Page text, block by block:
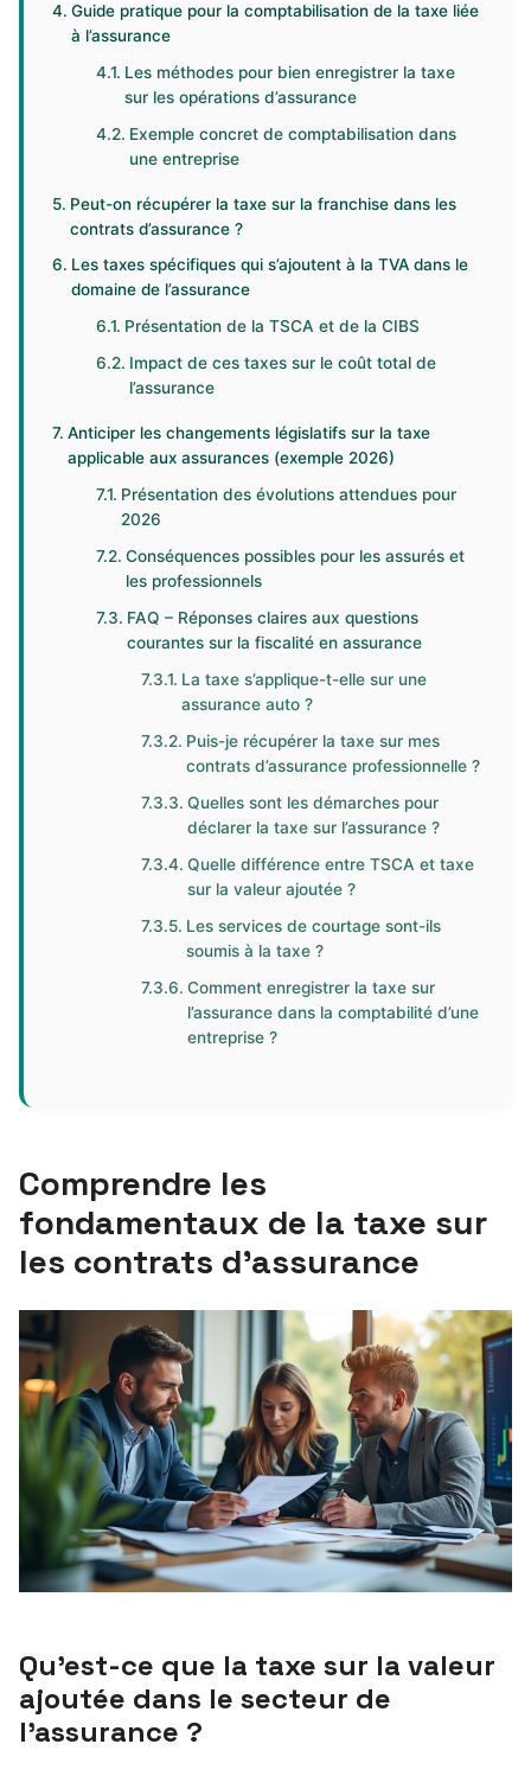
Guide pratique pour la comptabilisation de la taxe liée
à l’assurance
Les méthodes pour bien enregistrer la taxe
sur les opérations d’assurance
Exemple concret de comptabilisation dans
une entreprise
Peut-on récupérer la taxe sur la franchise dans les
contrats d’assurance ?
Les taxes spécifiques qui s’ajoutent à la TVA dans le
domaine de l’assurance
Présentation de la TSCA et de la CIBS
Impact de ces taxes sur le coût total de
l’assurance
Anticiper les changements législatifs sur la taxe
applicable aux assurances (exemple 2026)
Présentation des évolutions attendues pour
2026
Conséquences possibles pour les assurés et
les professionnels
FAQ – Réponses claires aux questions
courantes sur la fiscalité en assurance
La taxe s’applique-t-elle sur une
assurance auto ?
Puis-je récupérer la taxe sur mes
contrats d’assurance professionnelle ?
Quelles sont les démarches pour
déclarer la taxe sur l’assurance ?
Quelle différence entre TSCA et taxe
sur la valeur ajoutée ?
Les services de courtage sont-ils
soumis à la taxe ?
Comment enregistrer la taxe sur
l’assurance dans la comptabilité d’une
entreprise ?
Comprendre les
fondamentaux de la taxe sur
les contrats d’assurance
Qu’est-ce que la taxe sur la valeur
ajoutée dans le secteur de
l’assurance ?